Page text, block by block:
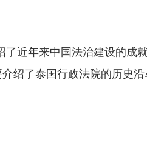
近年来中国法治建设的成
绍了泰国行政法院的历史沿